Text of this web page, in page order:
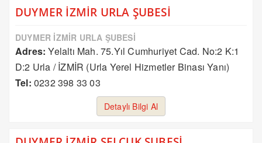
DUYMER İZMİR URLA ŞUBESİ
DUYMER İZMİR URLA ŞUBESİ
Adres: Yelaltı Mah. 75.Yıl Cumhuriyet Cad. No:2 K:1
D:2 Urla / İZMİR (Urla Yerel Hizmetler Binası Yanı)
Tel: 0232 398 33 03
Detaylı Bilgi Al